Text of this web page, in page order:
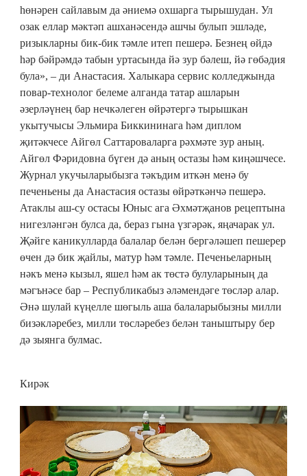
һөнәрен сайлавым да әниемә охшарга тырышудан. Ул
озак еллар мәктәп ашханәсендә ашчы булып эшләде,
ризыкларны бик-бик тәмле итеп пешерә. Безнең өйдә
һәр бәйрәмдә табын уртасында йә зур бәлеш, йә гөбәдия
була», – ди Анастасия. Халыкара сервис колледжында
повар-технолог белеме алганда татар ашларын
әзерләүнең бар нечкәлеген өйрәтергә тырышкан
укытучысы Эльмира Биккининага һәм диплом
җитәкчесе Айгөл Саттароваларга рәхмәте зур аның.
Айгөл Фәридовна бүген дә аның остазы һәм киңәшчесе.
Журнал укучыларыбызга тәкъдим иткән менә бу
печеньены да Анастасия остазы өйрәткәнчә пешерә.
Атаклы аш-су остасы Юныс ага Әхмәтҗанов рецептына
нигезләнгән булса да, бераз гына үзгәрәк, яңачарак ул.
Җәйге каникулларда балалар белән бергәләшеп пешерер
өчен дә бик җайлы, матур һәм тәмле. Печеньеларның
нәкъ менә кызыл, яшел һәм ак төстә булуларының да
мәгънәсе бар – Республикабыз әләмендәге төсләр алар.
Әнә шулай күңелле шөгыль аша балаларыбызны милли
бизәкләребез, милли төсләребез белән таныштыру бер
дә зыянга булмас.
Кирәк